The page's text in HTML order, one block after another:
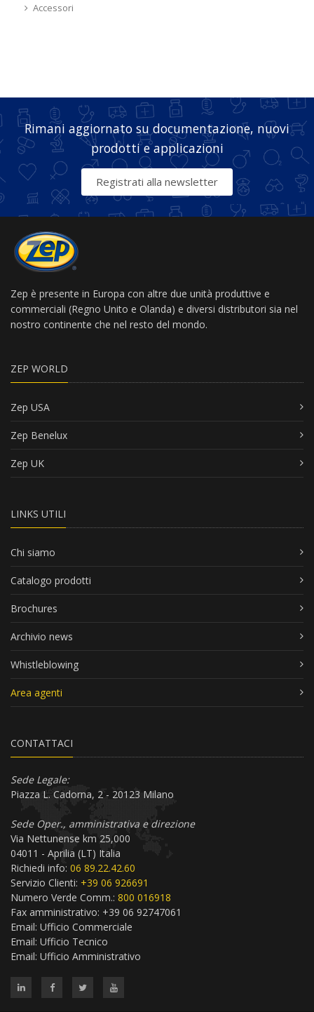
Accessori
Rimani aggiornato su documentazione, nuovi
prodotti e applicazioni
Registrati alla newsletter
Zep è presente in Europa con altre due unità produttive e
commerciali (Regno Unito e Olanda) e diversi distributori sia nel
nostro continente che nel resto del mondo.
ZEP WORLD
Zep USA
Zep Benelux
Zep UK
LINKS UTILI
Chi siamo
Catalogo prodotti
Brochures
Archivio news
Whistleblowing
Area agenti
CONTATTACI
Sede Legale:
Piazza L. Cadorna, 2 - 20123 Milano
Sede Oper., amministrativa e direzione
Via Nettunense km 25,000
04011 - Aprilia (LT) Italia
Richiedi info: 06 89.22.42.60
Servizio Clienti: +39 06 926691
Numero Verde Comm.: 800 016918
Fax amministrativo: +39 06 92747061
Email: Ufficio Commerciale
Email: Ufficio Tecnico
Email: Ufficio Amministrativo